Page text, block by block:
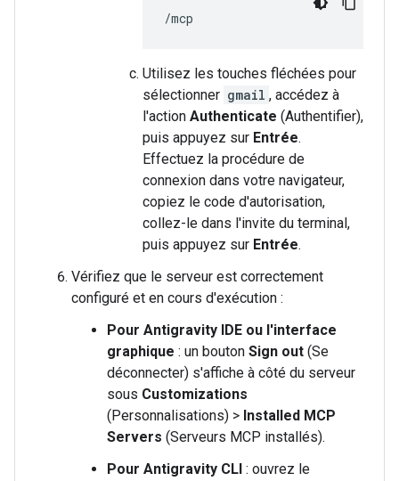
Utilisez les touches fléchées pour
sélectionner gmail , accédez à
l'action Authenticate (Authentifier),
puis appuyez sur Entrée.
Effectuez la procédure de
connexion dans votre navigateur,
copiez le code d'autorisation,
collez-le dans l'invite du terminal,
puis appuyez sur Entrée.
Vérifiez que le serveur est correctement
configuré et en cours d'exécution :
Pour Antigravity IDE ou l'interface
graphique : un bouton Sign out (Se
déconnecter) s'affiche à côté du serveur
sous Customizations
(Personnalisations) > Installed MCP
Servers (Serveurs MCP installés).
Pour Antigravity CLI : ouvrez le